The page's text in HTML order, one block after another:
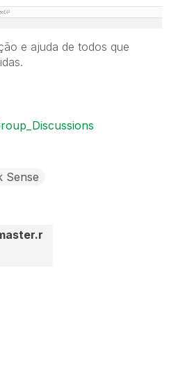
e ajuda de todos que
Sense